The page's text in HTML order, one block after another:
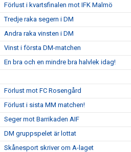
Förlust i kvartsfinalen mot IFK Malmö
Tredje raka segern i DM
Andra raka vinsten i DM
Vinst i första DM-matchen
En bra och en mindre bra halvlek idag!
Förlust mot FC Rosengård
Förlust i sista MM matchen!
Seger mot Barrikaden AIF
DM gruppspelet är lottat
Skånesport skriver om A-laget